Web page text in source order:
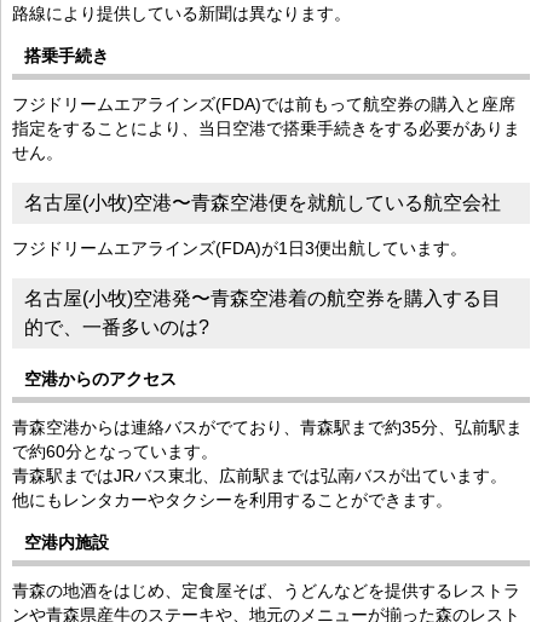
路線により提供している新聞は異なります。
搭乗手続き
フジドリームエアラインズ(FDA)では前もって航空券の購入と座席
指定をすることにより、当日空港で搭乗手続きをする必要がありま
せん。
名古屋(小牧)空港〜青森空港便を就航している航空会社
フジドリームエアラインズ(FDA)が1日3便出航しています。
名古屋(小牧)空港発〜青森空港着の航空券を購入する目
的で、一番多いのは?
空港からのアクセス
青森空港からは連絡バスがでており、青森駅まで約35分、弘前駅ま
で約60分となっています。
青森駅まではJRバス東北、広前駅までは弘南バスが出ています。
他にもレンタカーやタクシーを利用することができます。
空港内施設
青森の地酒をはじめ、定食屋そば、うどんなどを提供するレストラ
ンや青森県産牛のステーキや、地元のメニューが揃った森のレスト